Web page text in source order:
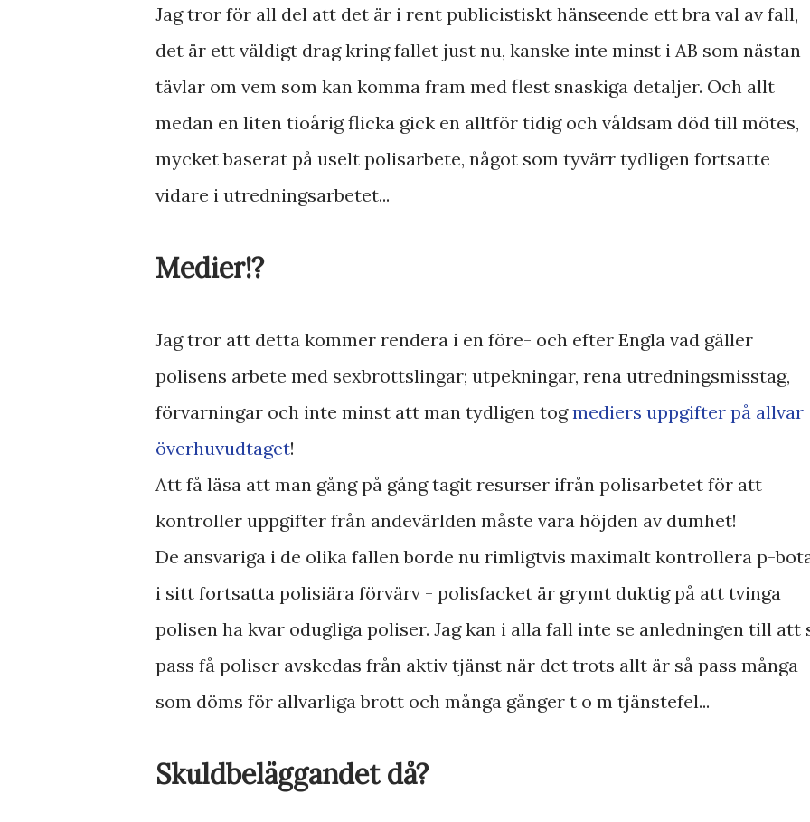
Jag tror för all del att det är i rent publicistiskt hänseende ett bra val av fall,
det är ett väldigt drag kring fallet just nu, kanske inte minst i AB som nästan
tävlar om vem som kan komma fram med flest snaskiga detaljer. Och allt
medan en liten tioårig flicka gick en alltför tidig och våldsam död till mötes,
mycket baserat på uselt polisarbete, något som tyvärr tydligen fortsatte
vidare i utredningsarbetet...
Medier!?
Jag tror att detta kommer rendera i en före- och efter Engla vad gäller
polisens arbete med sexbrottslingar; utpekningar, rena utredningsmisstag,
förvarningar och inte minst att man tydligen togmediers uppgifter på allvar
överhuvudtaget!
Att få läsa att man gång på gång tagit resurser ifrån polisarbetet för att
kontroller uppgifter från andevärlden måste vara höjden av dumhet!
De ansvariga i de olika fallen borde nu rimligtvis maximalt kontrollera p-
i sitt fortsatta polisiära förvärv - polisfacket är grymt duktig på att tvinga
polisen ha kvar odugliga poliser. Jag kan i alla fall inte se anledningen till att
pass få poliser avskedas från aktiv tjänst när det trots allt är så pass många
som döms för allvarliga brott och många gånger t o m tjänstefel...
Skuldbeläggandet då?